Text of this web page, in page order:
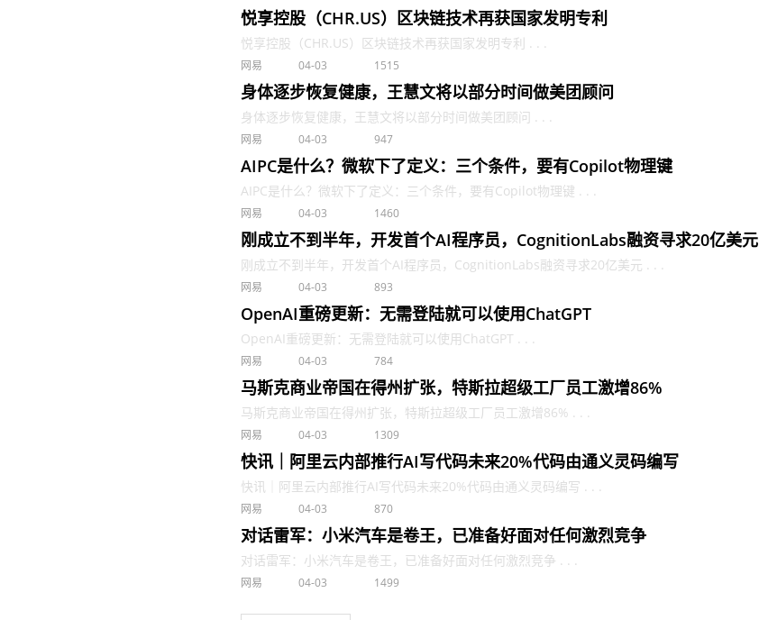
悦享控股（CHR.US）区块链技术再获国家发明专利
悦享控股（CHR.US）区块链技术再获国家发明专利 . . .
网易 04-03 1515
身体逐步恢复健康，王慧文将以部分时间做美团顾问
身体逐步恢复健康，王慧文将以部分时间做美团顾问 . . .
网易 04-03 947
AIPC是什么？微软下了定义：三个条件，要有Copilot物理键
AIPC是什么？微软下了定义：三个条件，要有Copilot物理键 . . .
网易 04-03 1460
刚成立不到半年，开发首个AI程序员，CognitionLabs融资寻求20亿美元
刚成立不到半年，开发首个AI程序员，CognitionLabs融资寻求20亿美元 . . .
网易 04-03 893
OpenAI重磅更新：无需登陆就可以使用ChatGPT
OpenAI重磅更新：无需登陆就可以使用ChatGPT . . .
网易 04-03 784
马斯克商业帝国在得州扩张，特斯拉超级工厂员工激增86%
马斯克商业帝国在得州扩张，特斯拉超级工厂员工激增86% . . .
网易 04-03 1309
快讯｜阿里云内部推行AI写代码未来20%代码由通义灵码编写
快讯｜阿里云内部推行AI写代码未来20%代码由通义灵码编写 . . .
网易 04-03 870
对话雷军：小米汽车是卷王，已准备好面对任何激烈竞争
对话雷军：小米汽车是卷王，已准备好面对任何激烈竞争 . . .
网易 04-03 1499